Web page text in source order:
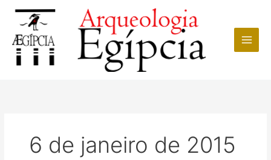
conteúdo
6 de janeiro de 2015